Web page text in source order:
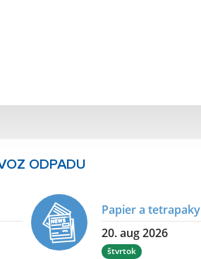
ODPADU
Papier a tetrapaky
20. aug 2026
štvrtok